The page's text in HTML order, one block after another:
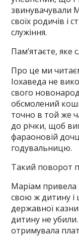
звинувачували
своїх родичів і
служіння.
Пам’ятаєте, яке
Про це ми
Іохаведа не
свого
обсмолений
точно в той же
до річки, щоб
фараоновій
годувальницю.
Такий поворот
Маріам
свою ж дитину
державної
дитину не
отримувала